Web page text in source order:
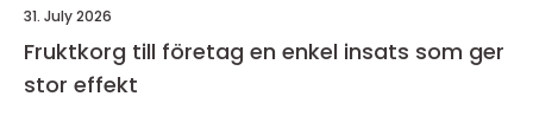
31. July 2026
Fruktkorg till företag en enkel insats som ger
stor effekt